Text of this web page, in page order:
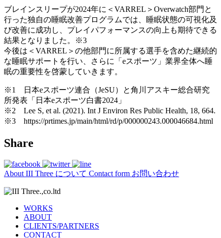
ブレインスリープが2024年に＜VARREL＞Overwatch部門と
行った独自の睡眠改善プログラムでは、睡眠状態の可視化及
び改善に成功し、プレイパフォーマンスの向上も期待できる
結果となりました。※3
今後は＜VARREL＞の他部門に所属する選手を含めた継続的
な睡眠サポートを行い、さらに「eスポーツ」業界全体へ睡
眠の重要性を啓蒙していきます。
※1 日本eスポーツ連合（JeSU）と角川アスキー総合研究
所発表「日本eスポーツ白書2024」
※2 Lee S, et al. (2021). Int J Environ Res Public Health, 18, 664.
※3 https://prtimes.jp/main/html/rd/p/000000243.000046684.html
Share
About III Three について Contact form お問い合わせ
WORKS
ABOUT
CLIENTS/PARTNERS
CONTACT